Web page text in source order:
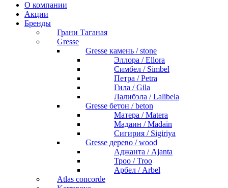
О компании
Акции
Бренды
Грани Таганая
Gresse
Gresse камень / stone
Эллора / Ellora
Симбел / Simbel
Петра / Petra
Гила / Gila
Лалибэла / Lalibela
Gresse бетон / beton
Матера / Matera
Мадаин / Madain
Сигирия / Sigiriya
Gresse дерево / wood
Аджанта / Ajanta
Троо / Troo
Арбел / Arbel
Atlas concorde